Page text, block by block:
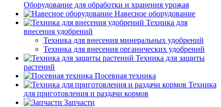
Оборудование для обработки и хранения урожая
Навесное оборудование
Техника для
внесения удобрений
Техника для внесения минеральных удобрений
Техника для внесения органических удобрений
Техника для защиты
растений
Посевная техника
Техника
для приготовления и раздачи кормов
Запчасти